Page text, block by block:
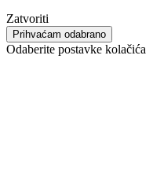
Zatvoriti
Prihvaćam odabrano
Odaberite postavke kolačića